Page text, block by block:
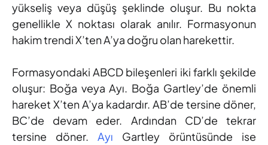
yükseliş veya düşüş şeklinde oluşur. Bu nokta
genellikle X noktası olarak anılır. Formasyonun
hakim trendi X’ten A’ya doğru olan harekettir.
Formasyondaki ABCD bileşenleri iki farklı şekilde
oluşur: Boğa veya Ayı. Boğa Gartley’de önemli
hareket X’ten A’ya kadardır. AB’de tersine döner,
BC’de devam eder. Ardından CD’de tekrar
tersine döner. Ayı Gartley örüntüsünde ise